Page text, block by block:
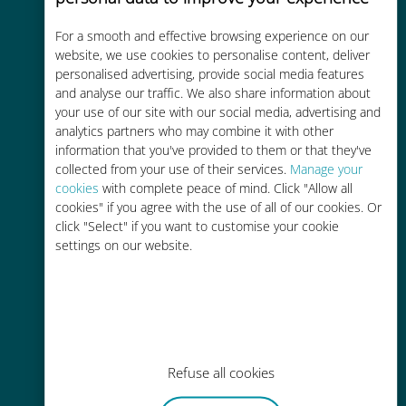
For a smooth and effective browsing experience on our
website, we use cookies to personalise content, deliver
personalised advertising, provide social media features
and analyse our traffic. We also share information about
your use of our site with our social media, advertising and
analytics partners who may combine it with other
information that you've provided to them or that they've
collected from your use of their services. Manage your
cookies with complete peace of mind. Click "Allow all
cookies" if you agree with the use of all of our cookies. Or
click "Select" if you want to customise your cookie
settings on our website.
Refuse all cookies
Kostengünstig
Bis zu 90 % günstiger als Roaming-
Gebühren bei Ihrem bisherigen
Anbieter
Einfaches Aufladen